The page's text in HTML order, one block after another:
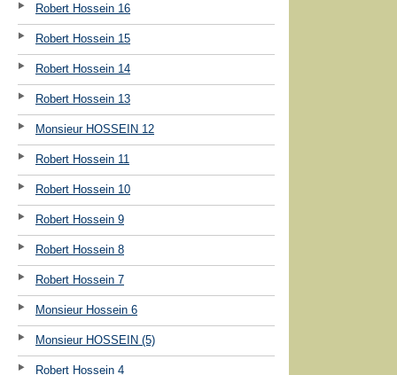
Robert Hossein 16
Robert Hossein 15
Robert Hossein 14
Robert Hossein 13
Monsieur HOSSEIN 12
Robert Hossein 11
Robert Hossein 10
Robert Hossein 9
Robert Hossein 8
Robert Hossein 7
Monsieur Hossein 6
Monsieur HOSSEIN (5)
Robert Hossein 4